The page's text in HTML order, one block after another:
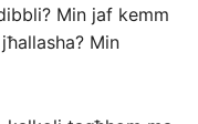
Min jaf kemm
Min